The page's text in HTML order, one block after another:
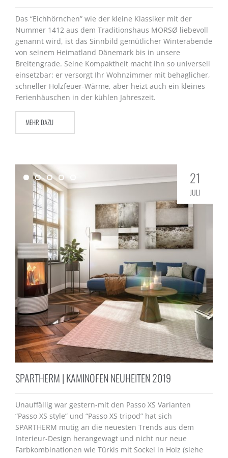
Das “Eichhörnchen” wie der kleine Klassiker mit der
Nummer 1412 aus dem Traditionshaus MORSØ liebevoll
genannt wird, ist das Sinnbild gemütlicher Winterabende
von seinem Heimatland Dänemark bis in unsere
Breitengrade. Seine Kompaktheit macht ihn so universell
einsetzbar: er versorgt Ihr Wohnzimmer mit behaglicher,
schneller Holzfeuer-Wärme, aber heizt auch ein kleines
Ferienhäuschen in der kühlen Jahreszeit.
MEHR DAZU
21
JULI
SPARTHERM | KAMINOFEN NEUHEITEN 2019
Unauffällig war gestern-mit den Passo XS Varianten
“Passo XS style” und “Passo XS tripod” hat sich
SPARTHERM mutig an die neuesten Trends aus dem
Interieur-Design herangewagt und nicht nur neue
Farbkombinationen wie Türkis mit Sockel in Holz (siehe